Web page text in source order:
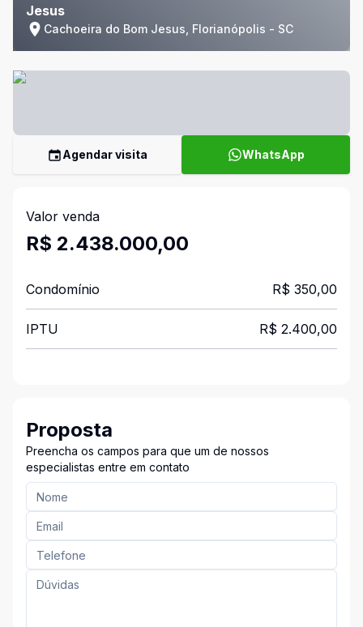
Jesus
Cachoeira do Bom Jesus, Florianópolis - SC
Agendar visita WhatsApp
Valor venda
R$ 2.438.000,00
Condomínio R$ 350,00
IPTU R$ 2.400,00
Proposta
Preencha os campos para que um de nossos
especialistas entre em contato